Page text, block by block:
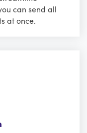
can send all
at once.